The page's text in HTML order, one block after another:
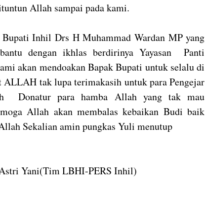
Allah sampai pada kami.
Inhil Drs H Muhammad Wardan MP yang
dengan ikhlas berdirinya Yayasan Panti
akan mendoakan Bapak Bupati untuk selalu di
ALLAH tak lupa terimakasih untuk para Pengejar
Donatur para hamba Allah yang tak mau
Allah akan membalas kebaikan Budi baik
Sekalian amin pungkas Yuli menutup
Yani(Tim LBHI-PERS Inhil)